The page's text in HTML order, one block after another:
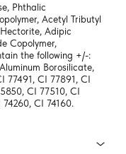
Phthalic
Acetyl Tributyl
Adipic
Copolymer,
the following +/-:
Borosilicate,
77491, CI 77891, CI
CI 77510, CI
CI 74160.